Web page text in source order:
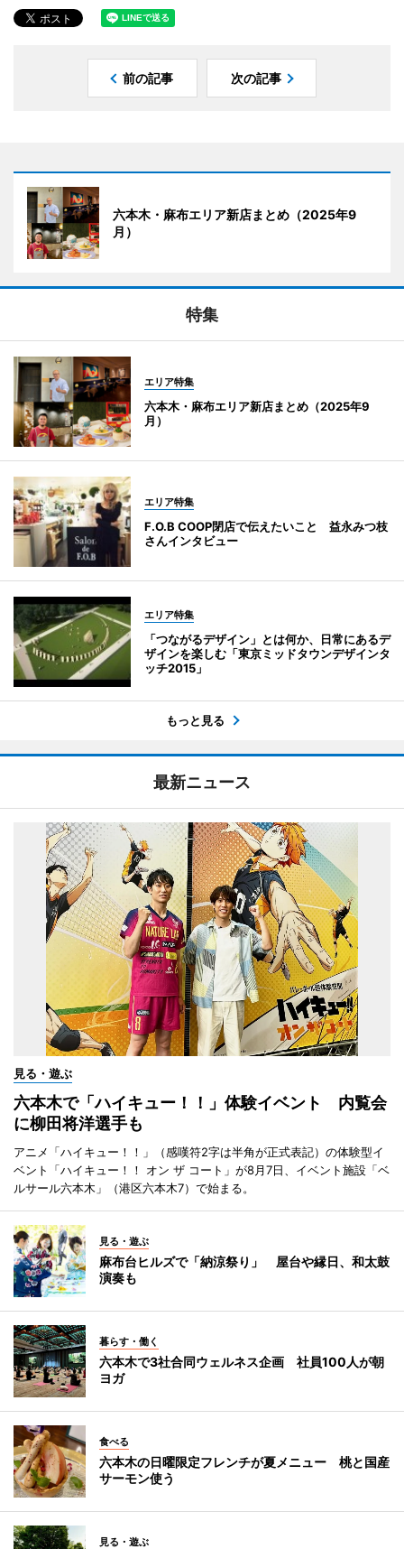
前の記事 次の記事
六本木・麻布エリア新店まとめ（2025年9
月）
特集
エリア特集
六本木・麻布エリア新店まとめ（2025年9
月）
エリア特集
F.O.B COOP閉店で伝えたいこと 益永みつ枝
さんインタビュー
エリア特集
「つながるデザイン」とは何か、日常にあるデ
ザインを楽しむ「東京ミッドタウンデザインタ
ッチ2015」
もっと見る
最新ニュース
見る・遊ぶ
六本木で「ハイキュー！！」体験イベント 内覧会
に柳田将洋選手も
アニメ「ハイキュー！！」（感嘆符2字は半角が正式表記）の体験型イ
ベント「ハイキュー！！ オン ザ コート」が8月7日、イベント施設「ベ
ルサール六本木」（港区六本木7）で始まる。
見る・遊ぶ
麻布台ヒルズで「納涼祭り」 屋台や縁日、和太鼓
演奏も
暮らす・働く
六本木で3社合同ウェルネス企画 社員100人が朝
ヨガ
食べる
六本木の日曜限定フレンチが夏メニュー 桃と国産
サーモン使う
見る・遊ぶ